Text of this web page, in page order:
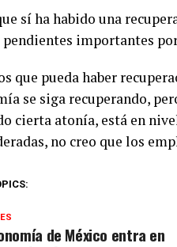
sí ha habido una
pendientes importantes
que pueda haber
se siga recuperando,
cierta atonía, está en
no creo que los
de México entra en